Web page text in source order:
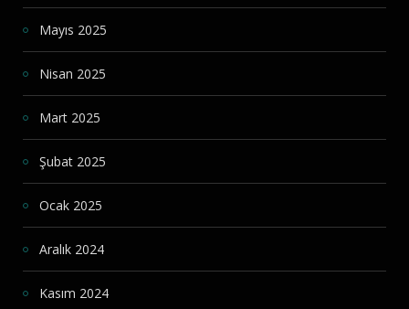
Mayıs 2025
Nisan 2025
Mart 2025
Şubat 2025
Ocak 2025
Aralık 2024
Kasım 2024